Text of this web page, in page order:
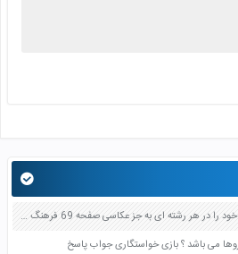
یکی از هنرمندان معاصر مورد علاقه خود را در هر رشته ای به جز عکاسی صفحه 69 فرهنگ و هنر نهم
می باشد ؟ بازی خواستگاری جواب پاسخ